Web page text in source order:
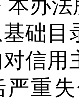
本办法
础目
信用
严重